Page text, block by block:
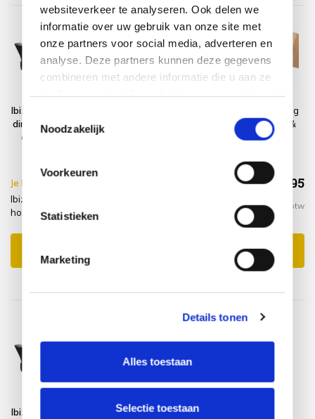
websiteverkeer te analyseren. Ook delen we
informatie over uw gebruik van onze site met
onze partners voor social media, adverteren en
analyse. Deze partners kunnen deze gegevens
combineren met andere informatie die u aan ze
Noodzakelijk
Voorkeuren
Statistieken
Marketing
Details tonen
Alles toestaan
Selectie toestaan
Ibiza premium hoek
dining loungeset 8
delig antraciet
Montagelevering
- Extra gemak &
geen afval
Je bespaart €15.00,- €2.943,95 €2.928,95
Ibiza premium hoek dining loungeset 8 delig antraciet +
hoes + montagelevering
Incl. btw
Ibiza premium hoek
Platinum